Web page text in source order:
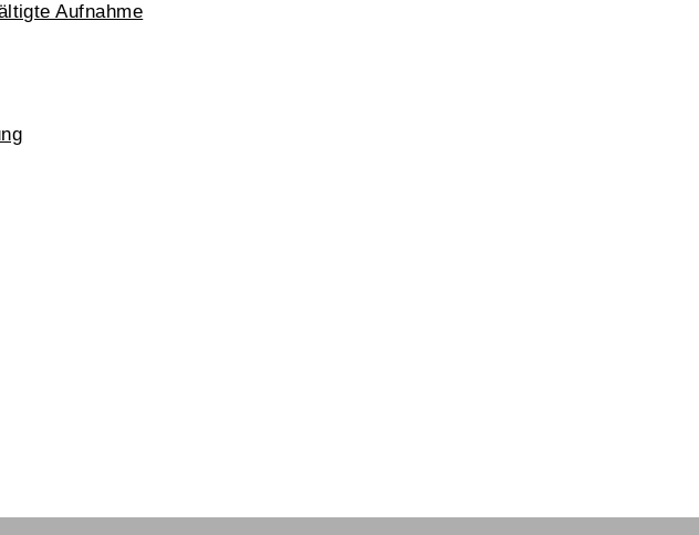
Aufnahme